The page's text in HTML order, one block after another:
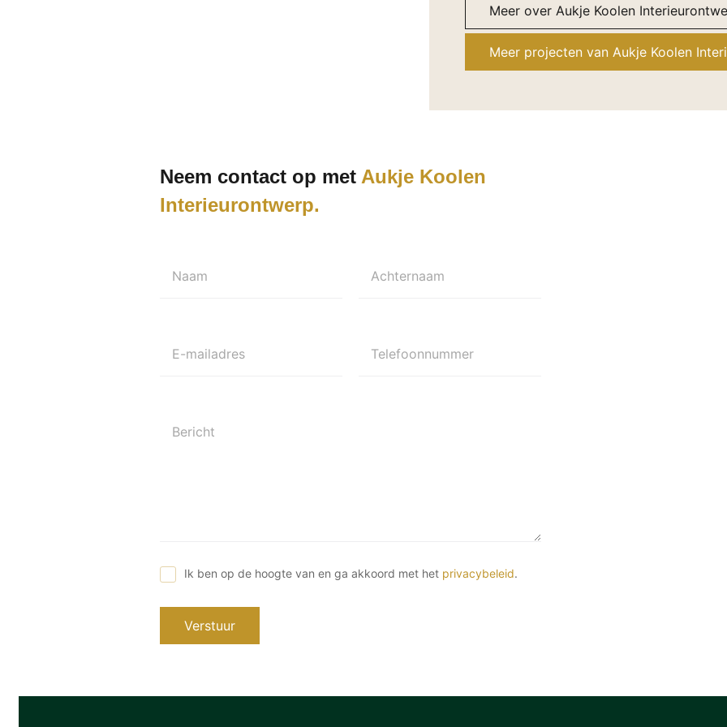
Meer over Aukje Koolen
Meer projecten van Aukje Koolen
Neem contact op met Aukje Koolen
Interieurontwerp
Naam Achternaam
E-mailadres Telefoonnummer
Bericht
Ik ben op de hoogte van en ga akkoord met het privacybeleid.
Verstuur